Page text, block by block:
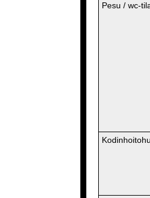
Pesu / wc-